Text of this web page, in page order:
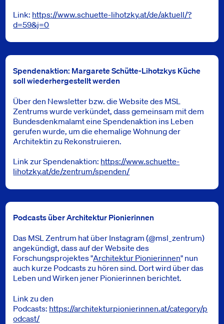
Link: https://www.schuette-lihotzky.at/de/aktuell/?
d=59&j=0
Spendenaktion: Margarete Schütte-Lihotzkys Küche
soll wiederhergestellt werden
Über den Newsletter bzw. die Website des MSL
Zentrums wurde verkündet, dass gemeinsam mit dem
Bundesdenkmalamt eine Spendenaktion ins Leben
gerufen wurde, um die ehemalige Wohnung der
Architektin zu Rekonstruieren.
Link zur Spendenaktion: https://www.schuette-
lihotzky.at/de/zentrum/spenden/
Podcasts über Architektur Pionierinnen
Das MSL Zentrum hat über Instagram (@msl_zentrum)
angekündigt, dass auf der Website des
Forschungsprojektes "Architektur Pionierinnen" nun
auch kurze Podcasts zu hören sind. Dort wird über das
Leben und Wirken jener Pionierinnen berichtet.
Link zu den
Podcasts: https://architekturpionierinnen.at/category/p
odcast/